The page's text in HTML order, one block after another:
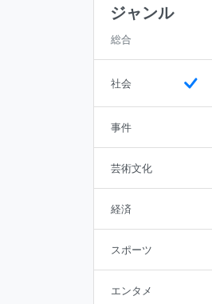
ジャンル
総合
社会
事件
芸術文化
経済
スポーツ
エンタメ